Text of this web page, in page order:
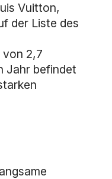
Vuitton,
der Liste des
2,7
Jahr befindet